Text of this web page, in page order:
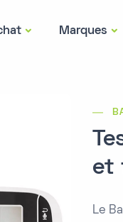
Marques
et
Le